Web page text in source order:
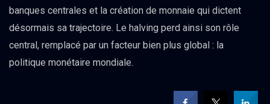
banques centrales et la création de monnaie qui dictent
désormais sa trajectoire. Le halving perd ainsi son rôle
central, remplacé par un facteur bien plus global : la
politique monétaire mondiale.